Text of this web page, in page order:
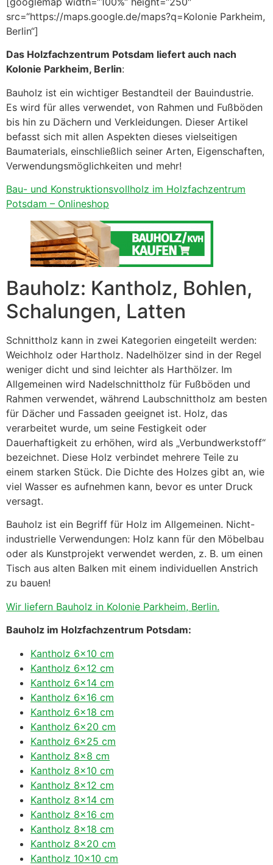
src=“https://maps.google.de/maps?q=Kolonie Parkheim,
Berlin“]
Das Holzfachzentrum Potsdam liefert auch nach
Kolonie Parkheim, Berlin:
Bauholz ist ein wichtiger Bestandteil der Bauindustrie.
Es wird für alles verwendet, von Rahmen und Fußböden
bis hin zu Dächern und Verkleidungen. Dieser Artikel
befasst sich mit allen Aspekten dieses vielseitigen
Baumaterials, einschließlich seiner Arten, Eigenschaften,
Verwendungsmöglichkeiten und mehr!
Bau- und Konstruktionsvollholz im Holzfachzentrum
Potsdam – Onlineshop
Bauholz: Kantholz, Bohlen,
Schalungen, Latten
Schnittholz kann in zwei Kategorien eingeteilt werden:
Weichholz oder Hartholz. Nadelhölzer sind in der Regel
weniger dicht und sind leichter als Harthölzer. Im
Allgemeinen wird Nadelschnittholz für Fußböden und
Rahmen verwendet, während Laubschnittholz am besten
für Dächer und Fassaden geeignet ist. Holz, das
verarbeitet wurde, um seine Festigkeit oder
Dauerhaftigkeit zu erhöhen, wird als „Verbundwerkstoff“
bezeichnet. Diese Holz verbindet mehrere Teile zu
einem starken Stück. Die Dichte des Holzes gibt an, wie
viel Wasser es aufnehmen kann, bevor es unter Druck
versagt.
Bauholz ist ein Begriff für Holz im Allgemeinen. Nicht-
industrielle Verwendungen: Holz kann für den Möbelbau
oder als Kunstprojekt verwendet werden, z. B. um einen
Tisch aus alten Balken mit einem individuellen Anstrich
zu bauen!
Wir liefern Bauholz in Kolonie Parkheim, Berlin.
Bauholz im Holzfachzentrum Potsdam:
Kantholz 6×10 cm
Kantholz 6×12 cm
Kantholz 6×14 cm
Kantholz 6×16 cm
Kantholz 6×18 cm
Kantholz 6×20 cm
Kantholz 6×25 cm
Kantholz 8×8 cm
Kantholz 8×10 cm
Kantholz 8×12 cm
Kantholz 8×14 cm
Kantholz 8×16 cm
Kantholz 8×18 cm
Kantholz 8×20 cm
Kantholz 10×10 cm